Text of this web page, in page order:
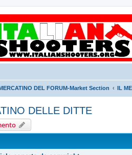
DEL FORUM-Market Section IL
DELLE DITTE